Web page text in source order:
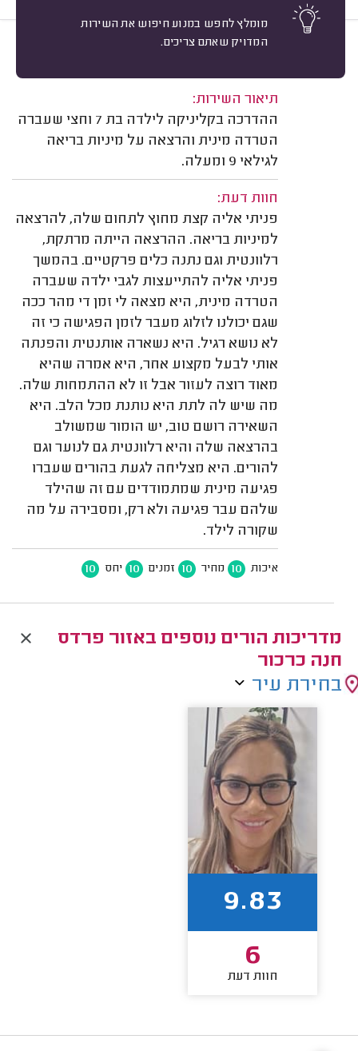
מומלץ לחפש במנוע חיפוש את השירות
המדויק שאתם צריכים.
נ. פ. פרדס חנה-כרכור.
תיאור השירות:
ההדרכה בקליניקה לילדה בת 7 וחצי שעברה
הטרדה מינית והרצאה על מיניות בריאה
לגילאי 9 ומעלה.
חוות דעת:
פניתי אליה קצת מחוץ לתחום שלה, להרצאה
למיניות בריאה. ההרצאה הייתה מרתקת,
רלוונטית וגם נתנה כלים פרקטיים. בהמשך
פניתי אליה להתייעצות לגבי ילדה שעברה
הטרדה מינית, היא מצאה לי זמן די מהר ככה
שגם יכולנו לזלוג מעבר לזמן הפגישה כי זה
לא נושא רגיל. היא נשארה אותנטית והפנתה
אותי לבעל מקצוע אחר, היא אמרה שהיא
מאוד רוצה לעזור אבל זו לא ההתמחות שלה.
מה שיש לה לתת היא נותנת מכל הלב. היא
השאירה רושם טוב, יש הומור שמשולב
בהרצאה שלה והיא רלוונטית גם לנוער וגם
להורים. היא מצליחה לגעת בהורים שעברו
פגיעה מינית שמתמודדים עם זה שהילד
שלהם עבר פגיעה ולא רק, ומסבירה על מה
שקורה לילד.
איכות 10 מחיר 10 זמנים 10 יחס 10
מדריכות הורים נוספים באזור פרדס
חנה כרכור
בחירת עיר
9.83
6
חוות דעת